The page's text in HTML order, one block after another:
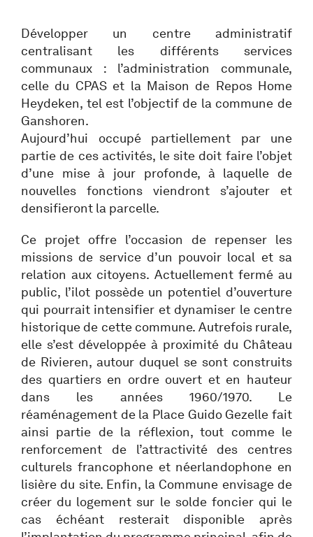
Développer un centre administratif
centralisant les différents services
communaux : l’administration communale,
celle du CPAS et la Maison de Repos Home
Heydeken, tel est l’objectif de la commune de
Ganshoren.
Aujourd’hui occupé partiellement par une
partie de ces activités, le site doit faire l’objet
d’une mise à jour profonde, à laquelle de
nouvelles fonctions viendront s’ajouter et
densifieront la parcelle.
Ce projet offre l’occasion de repenser les
missions de service d’un pouvoir local et sa
relation aux citoyens. Actuellement fermé au
public, l’ilot possède un potentiel d’ouverture
qui pourrait intensifier et dynamiser le centre
historique de cette commune. Autrefois rurale,
elle s’est développée à proximité du Château
de Rivieren, autour duquel se sont construits
des quartiers en ordre ouvert et en hauteur
dans les années 1960/1970. Le
réaménagement de la Place Guido Gezelle fait
ainsi partie de la réflexion, tout comme le
renforcement de l’attractivité des centres
culturels francophone et néerlandophone en
lisière du site. Enfin, la Commune envisage de
créer du logement sur le solde foncier qui le
cas échéant resterait disponible après